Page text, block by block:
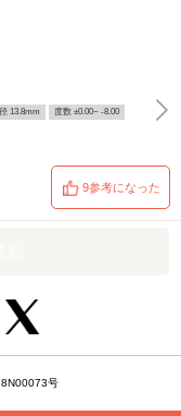
13.8mm 度数 ±0.00~ -8.00
9参考になった
号